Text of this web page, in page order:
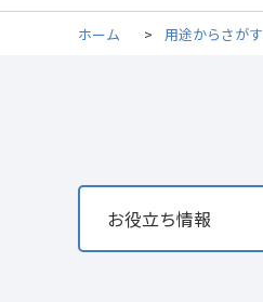
ホーム > 用途からさがす
お役立ち情報